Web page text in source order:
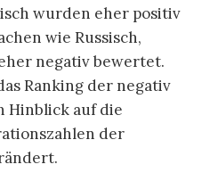
wurden eher positiv
wie Russisch,
negativ bewertet.
Ranking der negativ
Hinblick auf die
der